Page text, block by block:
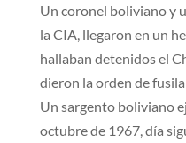
Un coronel boliviano y
la CIA, llegaron en un
hallaban detenidos el
dieron la orden de
Un sargento boliviano
octubre de 1967, día